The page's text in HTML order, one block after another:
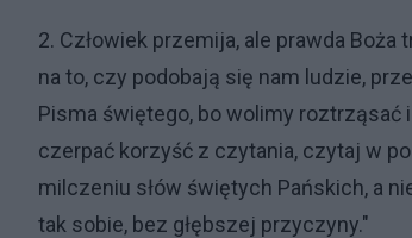
2. Człowiek przemija, ale prawda
na to, czy podobają się nam ludzie,
Pisma świętego, bo wolimy
czerpać korzyść z czytania, czytaj w
milczeniu słów świętych Pańskich, a
tak sobie, bez głębszej przyczyny."